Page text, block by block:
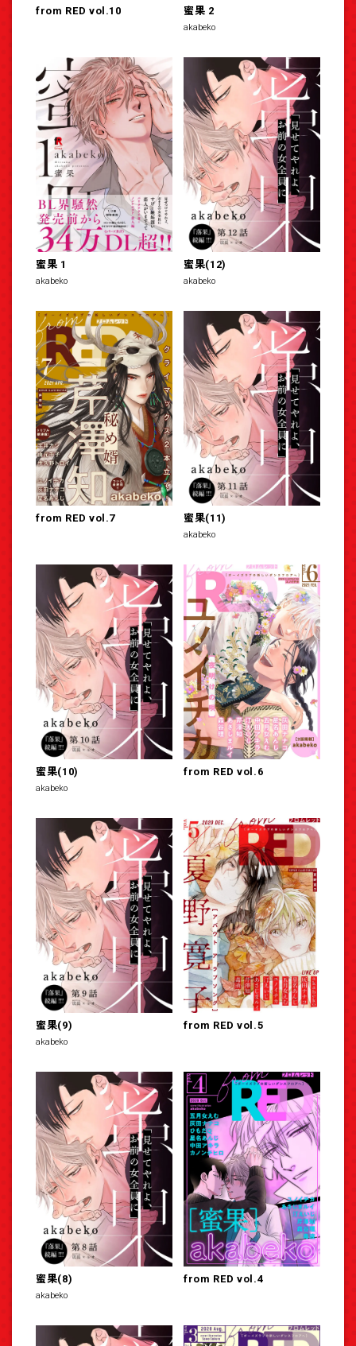
from RED vol.10 蜜果 2
akabeko
蜜果 1
akabeko
蜜果(12)
akabeko
from RED vol.7 蜜果(11)
akabeko
蜜果(10)
akabeko
from RED vol.6
蜜果(9)
akabeko
from RED vol.5
蜜果(8)
akabeko
from RED vol.4